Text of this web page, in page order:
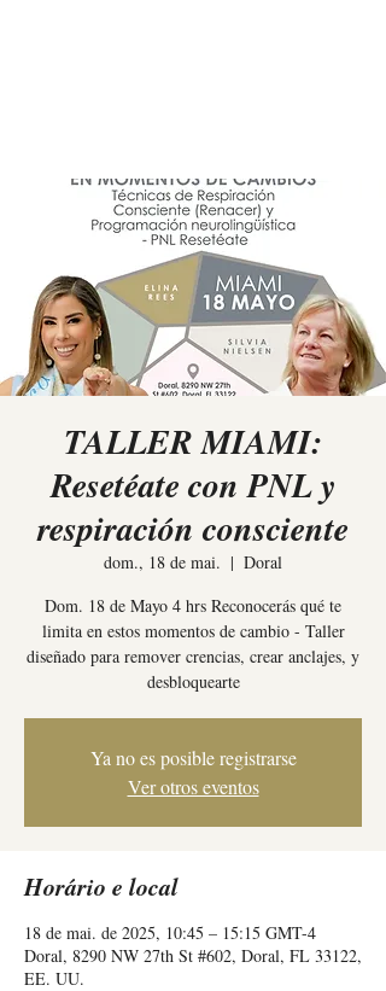
TALLER MIAMI:
Resetéate con PNL y
respiración consciente
dom., 18 de mai.
  |
Doral
Dom. 18 de Mayo 4 hrs Reconocerás qué te
limita en estos momentos de cambio - Taller
diseñado para remover crencias, crear anclajes, y
desbloquearte
Ya no es posible registrarse
Ver otros eventos
Horário e local
18 de mai. de 2025, 10:45 – 15:15 GMT-4
Doral, 8290 NW 27th St #602, Doral, FL 33122,
EE. UU.